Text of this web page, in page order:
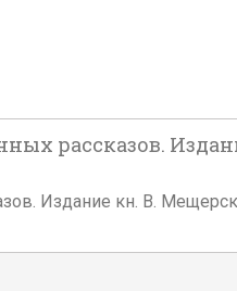
рассказов.
Издание кн. В.